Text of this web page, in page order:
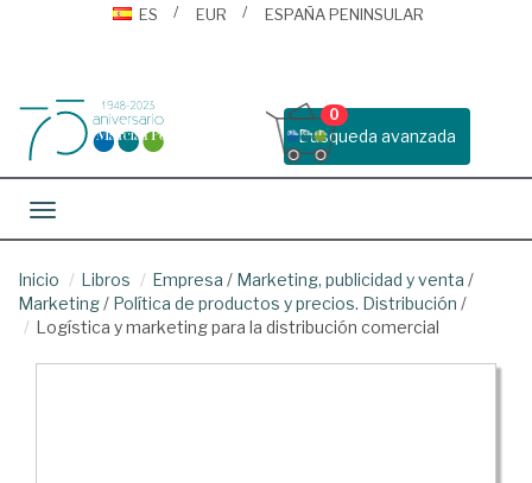
ES
EUR ESPAÑA PENINSULAR
Busqueda avanzada
0
Toggle navigation
Inicio Libros Empresa / Marketing, publicidad y venta /
Marketing/ Política de productos y precios. Distribución /
Logística y marketing para la distribución comercial